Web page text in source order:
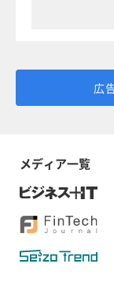
広
メディア一覧